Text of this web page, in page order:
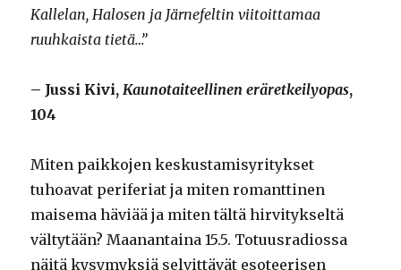
Kallelan, Halosen ja Järnefeltin viitoittamaa
ruuhkaista tietä…”
– Jussi Kivi,Kaunotaiteellinen eräretkeilyopas,
104
Miten paikkojen keskustamisyritykset
tuhoavat periferiat ja miten romanttinen
maisema häviää ja miten tältä hirvitykseltä
vältytään? Maanantaina 15.5. Totuusradiossa
näitä kysymyksiä selvittävät esoteerisen